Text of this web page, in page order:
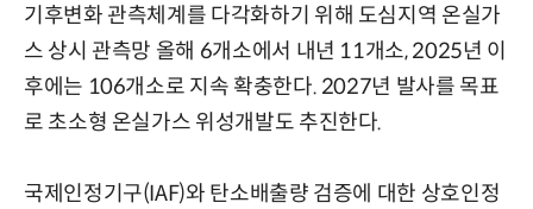
기후변화 관측체계를 다각화하기 위해 도심지역 온실가
스 상시 관측망 올해 6개소에서 내년 11개소, 2025년 이
후에는 106개소로 지속 확충한다. 2027년 발사를 목표
로 초소형 온실가스 위성개발도 추진한다.
국제인정기구(IAF)와 탄소배출량 검증에 대한 상호인정